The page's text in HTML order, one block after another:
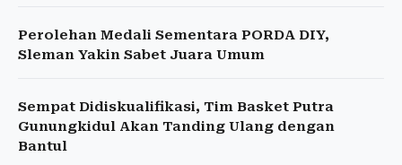
Perolehan Medali Sementara PORDA DIY,
Sleman Yakin Sabet Juara Umum
Sempat Didiskualifikasi, Tim Basket Putra
Gunungkidul Akan Tanding Ulang dengan
Bantul